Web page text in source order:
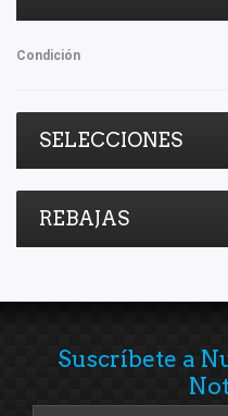
Condición
SELECCIONES
REBAJAS
Suscríbete a